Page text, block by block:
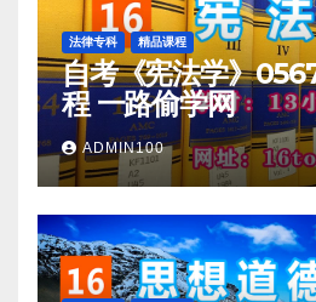
法律专科 精品课程
自考《宪法学》
程 一路偷学网
ADMIN100